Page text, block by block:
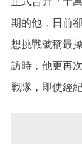
期的他，日前
想挑戰號稱最
訪時，他更再
戰隊，即使經